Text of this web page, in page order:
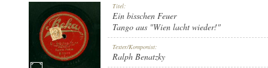
TANGÓ Titel:
Ein bisschen Feuer
Tango aus "Wien lacht wieder!"
Texter/Komponist:
Ralph Benatzky